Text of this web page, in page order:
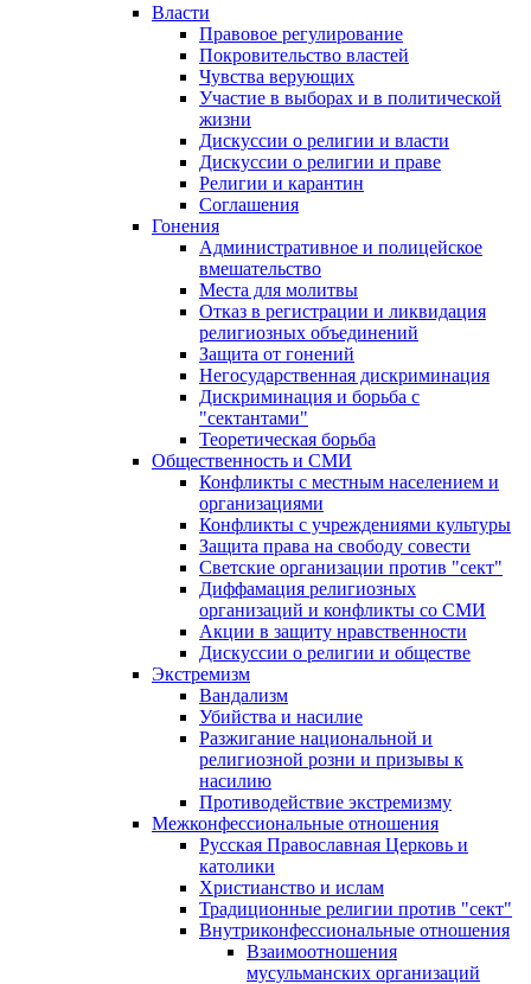
Власти
Правовое регулирование
Покровительство властей
Чувства верующих
Участие в выборах и в политической
жизни
Дискуссии о религии и власти
Дискуссии о религии и праве
Религии и карантин
Соглашения
Гонения
Административное и полицейское
вмешательство
Места для молитвы
Отказ в регистрации и ликвидация
религиозных объединений
Защита от гонений
Негосударственная дискриминация
Дискриминация и борьба с
"сектантами"
Теоретическая борьба
Общественность и СМИ
Конфликты с местным населением и
организациями
Конфликты с учреждениями культуры
Защита права на свободу совести
Светские организации против "сект"
Диффамация религиозных
организаций и конфликты со СМИ
Акции в защиту нравственности
Дискуссии о религии и обществе
Экстремизм
Вандализм
Убийства и насилие
Разжигание национальной и
религиозной розни и призывы к
насилию
Противодействие экстремизму
Межконфессиональные отношения
Русская Православная Церковь и
католики
Христианство и ислам
Традиционные религии против "сект"
Внутриконфессиональные отношения
Взаимоотношения
мусульманских организаций